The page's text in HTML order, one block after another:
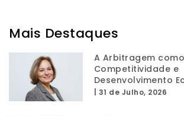
Mais Destaques
A Arbitragem
Competitividade e
Desenvolvimento
31 de Julho, 2026